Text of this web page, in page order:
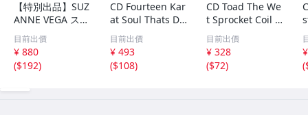
【特別出品】SUZ
ANNE VEGA スザ
ンヌ・ヴェガ 精
選集 100歌 音楽D
L(MP3CD)☆
目前出價
¥ 880
($192)
CD Fourteen Kar
at Soul Thats Do
o-Wapp Acappel
la PCCY00374 Ca
nyon Internatio
nal /00110
目前出價
¥ 493
($108)
CD Toad The We
t Sprocket Coil C
K67862 Columbi
a /00110
目前出價
¥ 328
($72)
(